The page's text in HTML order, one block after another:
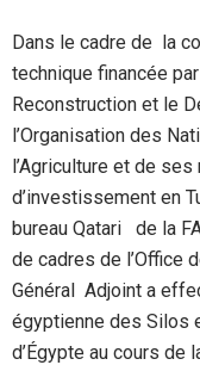
Dans le cadre de la
technique financée
Reconstruction et le
l’Organisation des
l’Agriculture et de
d’investissement en
bureau Qatari de la
de cadres de l’Office
Général Adjoint a
égyptienne des Silos
d’Égypte au cours de